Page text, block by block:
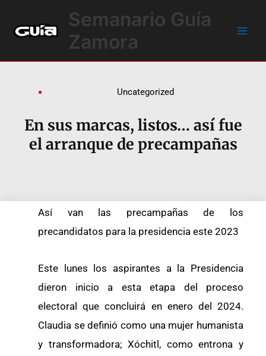
contenido
Semanario Guía
Zamora
Uncategorized
En sus marcas, listos… así fue
el arranque de precampañas
Así van las precampañas de los
precandidatos para la presidencia este 2023
Este lunes los aspirantes a la Presidencia
dieron inicio a esta etapa del proceso
electoral que concluirá en enero del 2024.
Claudia se definió como una mujer humanista
y transformadora; Xóchitl, como entrona y